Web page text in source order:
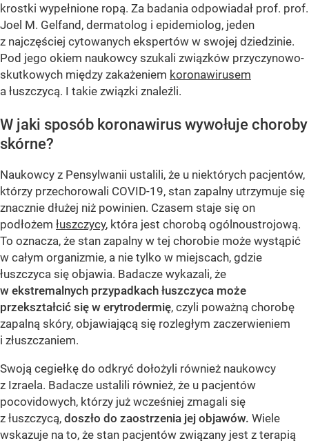
krostki wypełnione ropą. Za badania odpowiadał prof. prof.
Joel M. Gelfand, dermatolog i epidemiolog, jeden
z najczęściej cytowanych ekspertów w swojej dziedzinie.
Pod jego okiem naukowcy szukali związków przyczynowo-
skutkowych między zakażeniem koronawirusem
a łuszczycą. I takie związki znaleźli.
W jaki sposób koronawirus wywołuje choroby
skórne?
Naukowcy z Pensylwanii ustalili, że u niektórych pacjentów,
którzy przechorowali COVID-19, stan zapalny utrzymuje się
znacznie dłużej niż powinien. Czasem staje się on
podłożem łuszczycy, która jest chorobą ogólnoustrojową.
To oznacza, że stan zapalny w tej chorobie może wystąpić
w całym organizmie, a nie tylko w miejscach, gdzie
łuszczyca się objawia. Badacze wykazali, że
w ekstremalnych przypadkach łuszczyca może
przekształcić się w erytrodermię, czyli poważną chorobę
zapalną skóry, objawiającą się rozległym zaczerwieniem
i złuszczaniem.
Swoją cegiełkę do odkryć dołożyli również naukowcy
z Izraela. Badacze ustalili również, że u pacjentów
pocovidowych, którzy już wcześniej zmagali się
z łuszczycą, doszło do zaostrzenia jej objawów. Wiele
wskazuje na to, że stan pacjentów związany jest z terapią